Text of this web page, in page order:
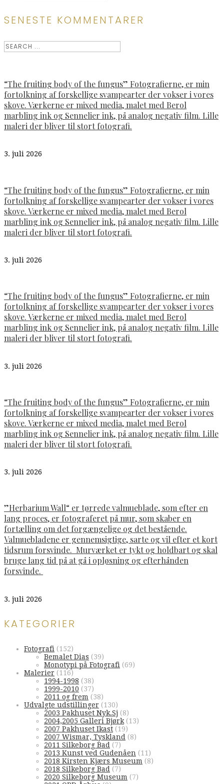
SENESTE KOMMENTARER
“The fruiting body of the fungus” Fotografierne, er min
fortolkning af forskellige svampearter der vokser i vores
skove. Værkerne er mixed media, malet med Berol
marbling ink og Sennelier ink, på analog negativ film. Lille
maleri der bliver til stort fotografi.
3. juli 2026
“The fruiting body of the fungus” Fotografierne, er min
fortolkning af forskellige svampearter der vokser i vores
skove. Værkerne er mixed media, malet med Berol
marbling ink og Sennelier ink, på analog negativ film. Lille
maleri der bliver til stort fotografi.
3. juli 2026
“The fruiting body of the fungus” Fotografierne, er min
fortolkning af forskellige svampearter der vokser i vores
skove. Værkerne er mixed media, malet med Berol
marbling ink og Sennelier ink, på analog negativ film. Lille
maleri der bliver til stort fotografi.
3. juli 2026
“The fruiting body of the fungus” Fotografierne, er min
fortolkning af forskellige svampearter der vokser i vores
skove. Værkerne er mixed media, malet med Berol
marbling ink og Sennelier ink, på analog negativ film. Lille
maleri der bliver til stort fotografi.
3. juli 2026
”Herbarium Wall“ er tørrede valmueblade, som efter en
lang proces, er fotograferet på mur, som skaber en
fortælling om det forgængelige og det bestående.
Valmuebladene er gennemsigtige, sarte og vil efter et kort
tidsrum forsvinde. Murværket er tykt og holdbart og skal
bruge lang tid på at gå i opløsning og efterhånden
forsvinde.
3. juli 2026
KATEGORIER
Fotografi (152)
Bemalet Dias (39)
Monotypi på Fotografi (69)
Malerier (116)
1994-1998 (38)
1999-2010 (37)
2011 og frem (38)
Udvalgte udstillinger (130)
2003 Pakhuset Nyk.Sj (8)
2004,2005 Galleri Bjørk (13)
2007 Pakhuset Ikast (19)
2007 Wismar, Tyskland (8)
2011 Silkeborg Bad (7)
2013 Kunst ved Gudenåen (11)
2018 Kirsten Kjærs Museum (8)
2018 Silkeborg Bad (7)
2020 Silkeborg Museum (7)